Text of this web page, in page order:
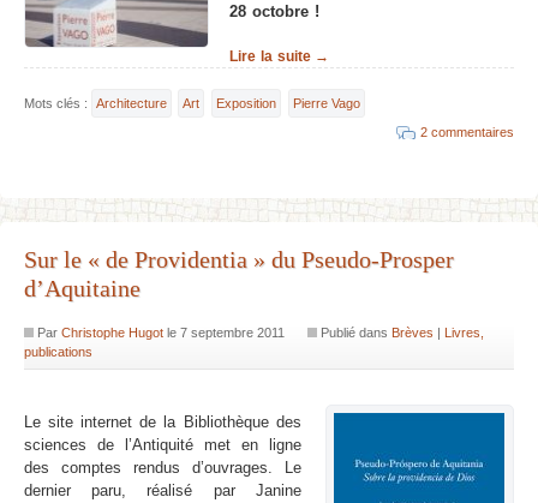
28 octobre !
Lire la suite →
Mots clés : Architecture Art Exposition
Pierre Vago
2 commentaires
Sur le « de Providentia » du Pseudo-Prosper
d’Aquitaine
Par Christophe Hugotle 7 septembre 2011 Publié dansBrèves |Livres,
publications
Le site internet de la Bibliothèque des
sciences de l’Antiquité met en ligne
des comptes rendus d’ouvrages. Le
dernier paru, réalisé par Janine